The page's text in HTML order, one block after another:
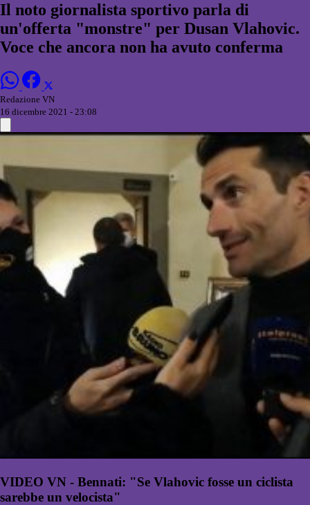
Il noto giornalista sportivo parla di
un'offerta "monstre" per Dusan Vlahovic.
Voce che ancora non ha avuto conferma
Redazione VN
16 dicembre 2021 - 23:08
VIDEO VN - Bennati: "Se Vlahovic fosse un ciclista
sarebbe un velocista"